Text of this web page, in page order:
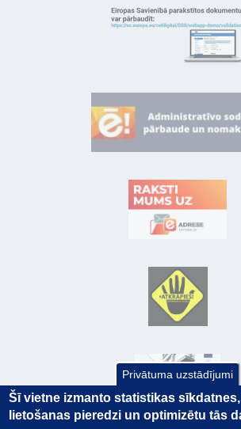
Privātuma uzstādījumi
Šī vietne izmanto statistikas
lietošanas pieredzi un optimizētu tās